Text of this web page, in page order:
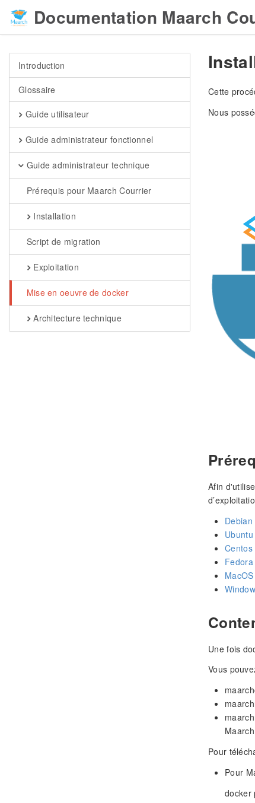
Documentation Maarch
Introduction
Glossaire
Guide utilisateur
Guide administrateur fonctionnel
Guide administrateur technique
Prérequis pour Maarch Courrier
Installation
Script de migration
Exploitation
Mise en oeuvre de docker
Architecture technique
Cette
Nous
Afin
Debian
Ubuntu
Centos
Fedora
MacOS
Une fois
Vous
Pour
Pour
docker